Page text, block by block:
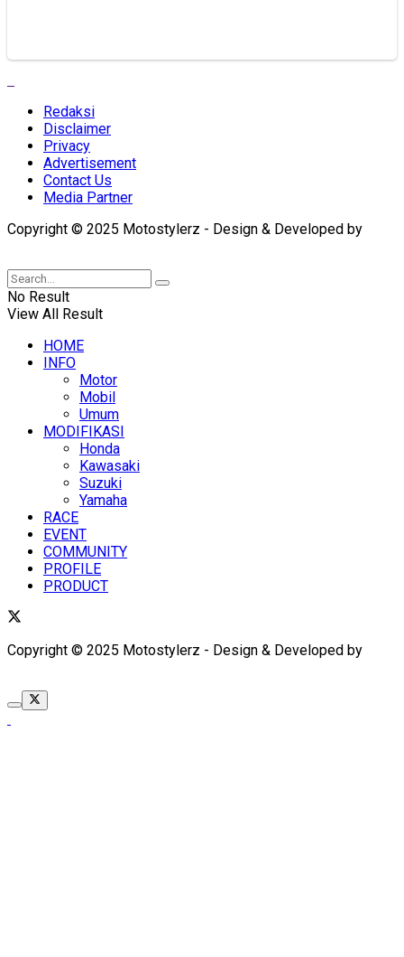
Redaksi
Disclaimer
Privacy
Advertisement
Contact Us
Media Partner
Copyright © 2025 Motostylerz - Design & Developed by
No Result
View All Result
HOME
INFO
Motor
Mobil
Umum
MODIFIKASI
Honda
Kawasaki
Suzuki
Yamaha
RACE
EVENT
COMMUNITY
PROFILE
PRODUCT
Copyright © 2025 Motostylerz - Design & Developed by